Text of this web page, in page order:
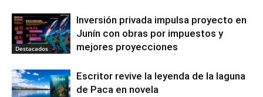
Destacados
Inversión privada impulsa proyecto en
Junín con obras por impuestos y
mejores proyecciones
Escritor revive la leyenda de la laguna
de Paca en novela